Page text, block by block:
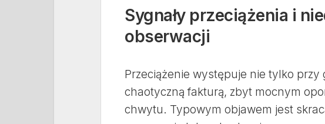
Sygnały przeciążenia i
obserwacji
Przeciążenie występuje nie tylko przy
chaotyczną fakturą, zbyt mocnym
chwytu. Typowym objawem jest